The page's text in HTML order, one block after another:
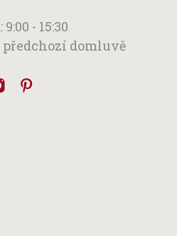
9:00 - 15:30
předchozí domluvě